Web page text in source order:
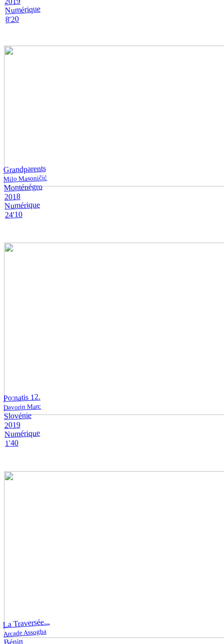
Numérique
8'20
Grandparents
Milo Masoničić
Monténégro
2018
Numérique
24'10
Po:natis 12.
Davorin Marc
Slovénie
2019
Numérique
1'40
La Traversée...
Arcade Assogba
Bénin